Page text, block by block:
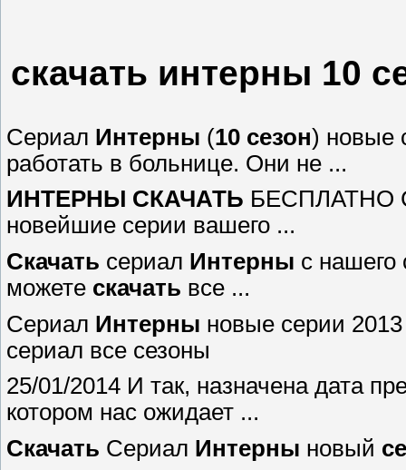
скачать интерны 10
Сериал Интерны (10 сезон) новые
работать в больнице. Они не ...
ИНТЕРНЫ СКАЧАТЬ БЕСПЛАТНО С
новейшие серии вашего ...
Скачать сериал Интерны с нашего
можете скачать все ...
Сериал Интерны новые серии
сериал все сезоны
25/01/2014 И так, назначена дата
котором нас ожидает ...
Скачать Сериал Интерны новый